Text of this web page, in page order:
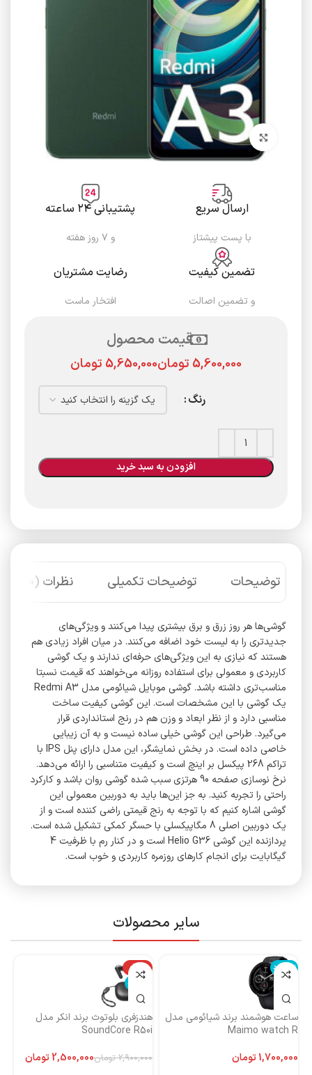
برای بزرگنمایی کلیک کنید
ارسال سریع
با پست پیشتاز
پشتیبانی ۲۴ ساعته
و ۷ روز هفته
تضمین کیفیت
و تضمین اصالت
رضایت مشتریان
افتخار ماست
قیمت محصول
تومان تومان
رنگ
افزودن به سبد خرید
توضیحات توضیحات تکمیلی نظرات (0)
گوشی‌ها هر روز زرق و برق بیشتری پیدا می‌کنند و ویژگی‌های
جدیدتری را به لیست خود اضافه می‌کنند. در میان افراد زیادی هم
هستند که نیازی به این ویژگی‌های حرفه‌ای ندارند و یک گوشی
کاربردی و معمولی برای استفاده روزانه می‌خواهند که قیمت نسبتا
مناسب‌تری داشته باشد. گوشی موبایل شیائومی مدل Redmi A3
یک گوشی با این مشخصات است. این گوشی کیفیت ساخت
مناسبی دارد و از نظر ابعاد و وزن هم در رنج استانداردی قرار
می‌گیرد. طراحی این گوشی خیلی ساده نیست و به آن زیبایی
خاصی داده است. در بخش نمایشگر، این مدل دارای پنل IPS با
تراکم 268 پیکسل بر اینچ است و کیفیت متناسبی را ارائه می‌دهد.
نرخ نوسازی صفحه 90 هرتزی سبب شده گوشی روان باشد و کارکرد
راحتی را تجربه کنید. به جز این‌ها باید به دوربین معمولی این
گوشی اشاره کنیم که با توجه به رنج قیمتی راضی کننده است و از
یک دوربین اصلی 8 مگاپیکسلی با حسگر کمکی تشکیل شده است.
پردازنده این گوشی Helio G36 است و در کنار رم با ظرفیت 4
گیگابایت برای انجام کارهای روزمره کاربردی و خوب است.
سایر محصولات
ناموجود
ساعت هوشمند برند شیائومی مدل
Maimo watch R
تومان
-14%
ناموجود
هندزفری بلوتوث برند انکر مدل
SoundCore R50i
2,900,000 تومان2,500,000تومان